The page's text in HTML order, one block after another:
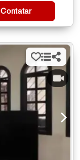
Contatar